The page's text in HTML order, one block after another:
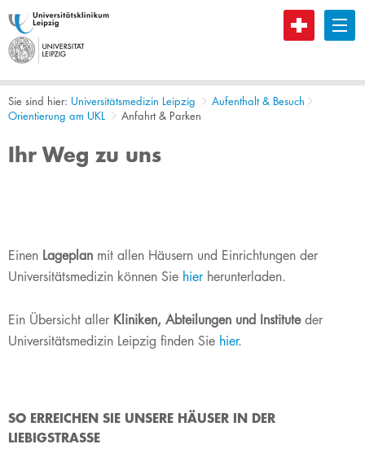
B
Sie sind hier: Universitätsmedizin Leipzig
Aufenthalt & Besuch
Orientierung am UKL
Anfahrt & Parken
Ihr Weg zu uns
Einen Lageplan mit allen Häusern und Einrichtungen der
Universitätsmedizin können Sie hierherunterladen.
Ein Übersicht aller Kliniken, Abteilungen und Instituteder
Universitätsmedizin Leipzig finden Sie hier.
SO ERREICHEN SIE UNSERE HÄUSER IN DER
LIEBIGSTRASSE